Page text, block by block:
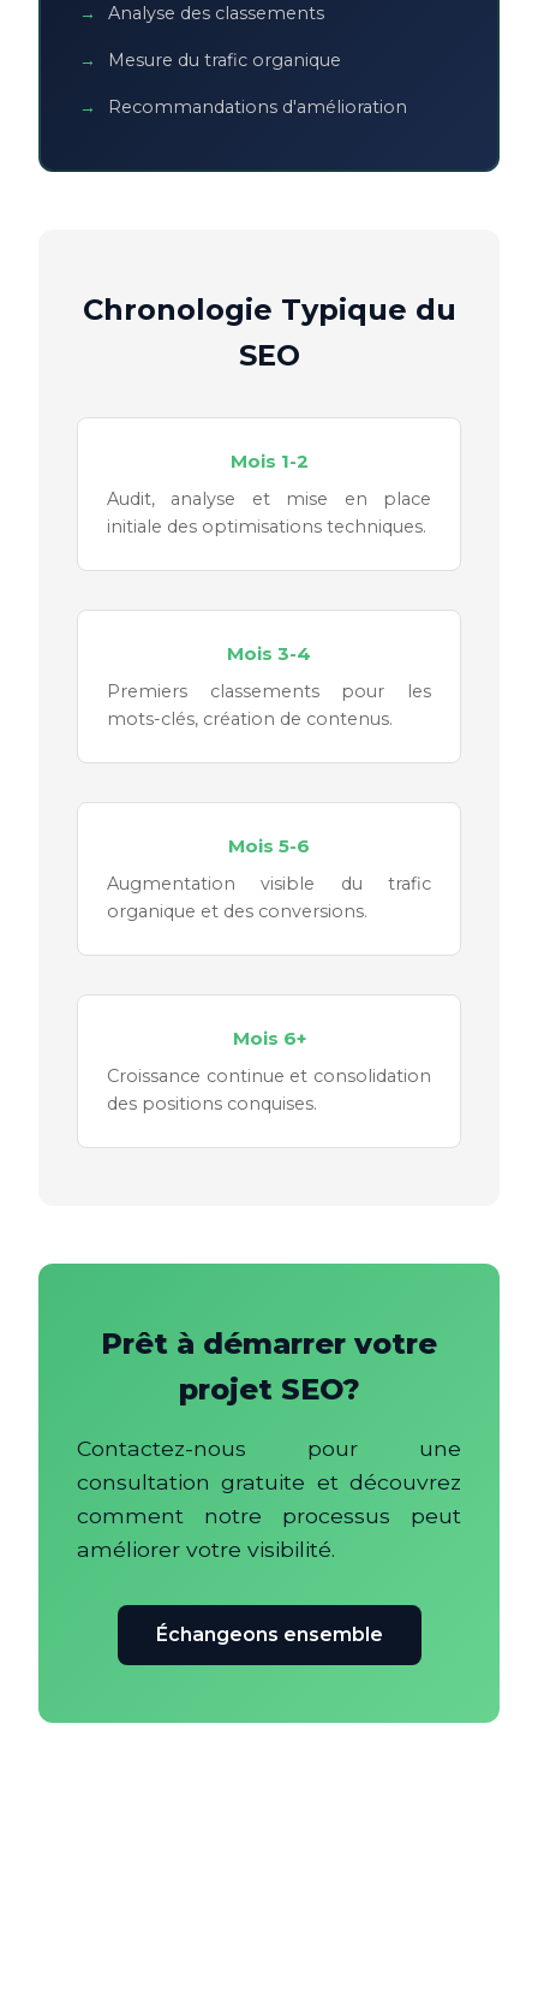
Analyse des classements
Mesure du trafic organique
Recommandations d'amélioration
Chronologie Typique du
SEO
Mois 1-2
Audit, analyse et mise en place
initiale des optimisations techniques.
Mois 3-4
Premiers classements pour les
mots-clés, création de contenus.
Mois 5-6
Augmentation visible du trafic
organique et des conversions.
Mois 6+
Croissance continue et consolidation
des positions conquises.
Prêt à démarrer votre
projet SEO?
Contactez-nous pour une
consultation gratuite et découvrez
comment notre processus peut
améliorer votre visibilité.
Échangeons ensemble